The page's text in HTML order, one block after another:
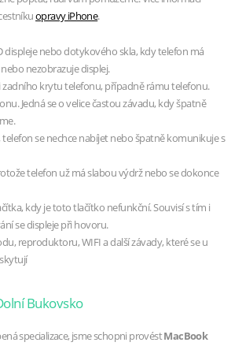
opravy iPhone.
displeje nebo dotykového skla, kdy telefon má
nezobrazuje displej.
krytu telefonu, případně rámu telefonu.
Jedná se o velice častou závadu, kdy špatně
se nechce nabíjet nebo špatně komunikuje s
telefon už má slabou výdrž nebo se dokonce
kdy je toto tlačítko nefunkční. Souvisí s tím i
se displeje při hovoru.
reproduktoru, WIFI a další závady, které se u
Bukovsko
specializace, jsme schopni provéstMacBook